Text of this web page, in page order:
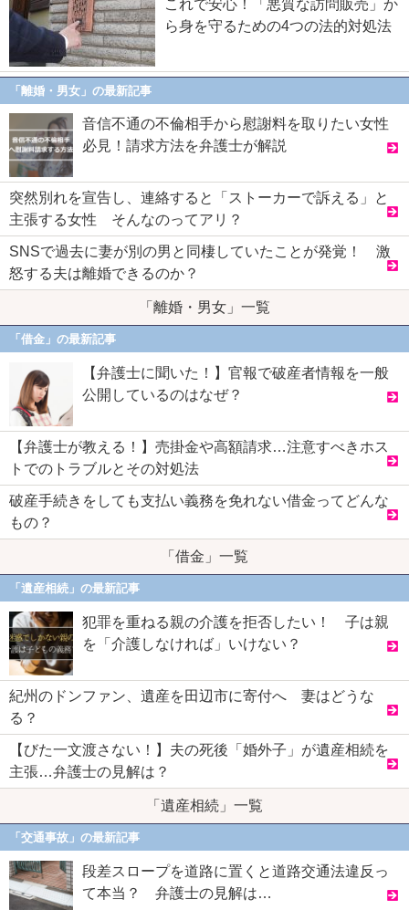
これで安心！「悪質な訪問販売」か
ら身を守るための4つの法的対処法
「離婚・男女」の最新記事
音信不通の不倫相手から慰謝料を取りたい女性
必見！請求方法を弁護士が解説
突然別れを宣告し、連絡すると「ストーカーで訴える」と
主張する女性 そんなのってアリ？
SNSで過去に妻が別の男と同棲していたことが発覚！ 激
怒する夫は離婚できるのか？
「離婚・男女」一覧
「借金」の最新記事
【弁護士に聞いた！】官報で破産者情報を一般
公開しているのはなぜ？
【弁護士が教える！】売掛金や高額請求…注意すべきホス
トでのトラブルとその対処法
破産手続きをしても支払い義務を免れない借金ってどんな
もの？
「借金」一覧
「遺産相続」の最新記事
犯罪を重ねる親の介護を拒否したい！ 子は親
を「介護しなければ」いけない？
紀州のドンファン、遺産を田辺市に寄付へ 妻はどうな
る？
【びた一文渡さない！】夫の死後「婚外子」が遺産相続を
主張…弁護士の見解は？
「遺産相続」一覧
「交通事故」の最新記事
段差スロープを道路に置くと道路交通法違反っ
て本当？ 弁護士の見解は…